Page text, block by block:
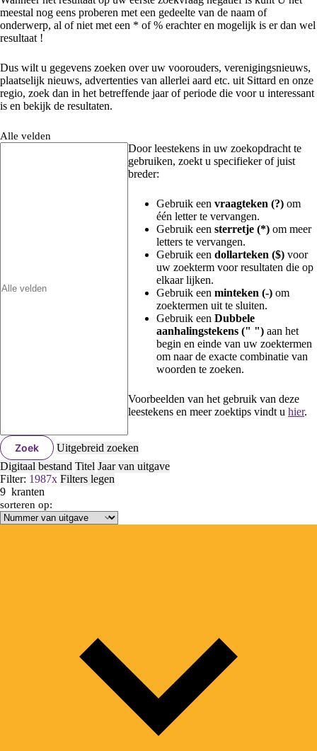
meestal nog eens proberen met een gedeelte van de naam of
onderwerp, al of niet met een * of % erachter en mogelijk is er dan wel
resultaat !
Dus wilt u gegevens zoeken over uw voorouders, verenigingsnieuws,
plaatselijk nieuws, advertenties van allerlei aard etc. uit Sittard en onze
regio, zoek dan in het betreffende jaar of periode die voor u interessant
is en bekijk de resultaten.
Alle velden
Door leestekens in uw zoekopdracht te
gebruiken, zoekt u specifieker of juist
breder:
Gebruik een vraagteken (?) om
één letter te vervangen.
Gebruik een sterretje (*) om meer
letters te vervangen.
Gebruik een dollarteken ($) voor
uw zoekterm voor resultaten die op
elkaar lijken.
Gebruik een minteken (-) om
zoektermen uit te sluiten.
Gebruik een Dubbele
aanhalingstekens (" ") aan het
begin en einde van uw zoektermen
om naar de exacte combinatie van
woorden te zoeken.
Voorbeelden van het gebruik van deze
leestekens en meer zoektips vindt u hier.
Zoek
Uitgebreid zoeken
Digitaal bestand Titel Jaar van uitgave
Filter: 1987x Filters legen
9 kranten
sorteren op: